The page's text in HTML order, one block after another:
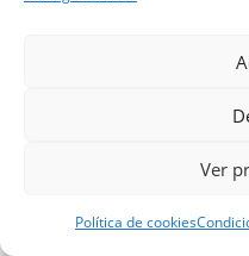
Ver
Política de cookies
usar
Evita la
con la